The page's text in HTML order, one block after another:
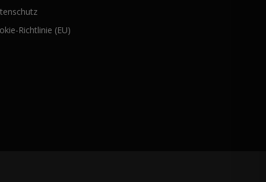
Richtlinie (EU)